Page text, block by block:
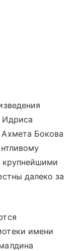
Идриса
Бокова
крупнейшими
далеко за
имени